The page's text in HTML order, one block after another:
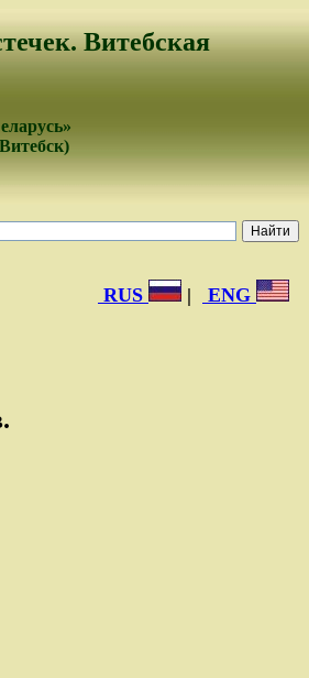
Витебская
RUS | ENG